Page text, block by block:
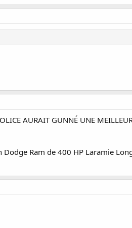
AURAIT GUNNÉ UNE
Ram de 400 HP Laramie